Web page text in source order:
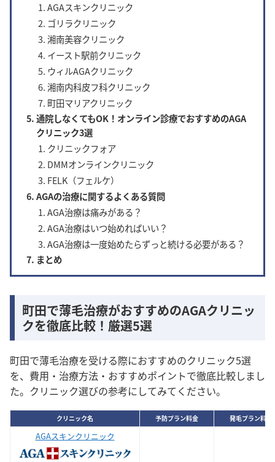
AGAスキンクリニック
ゴリラクリニック
湘南美容クリニック
イースト駅前クリニック
ウィルAGAクリニック
湘南内科皮フ科クリニック
町田マリアクリニック
通院しなくてもOK！オンライン診療でおすすめのAGA
クリニック3選
クリニックフォア
DMMオンラインクリニック
FELK（フェルケ）
AGAの治療に関するよくある質問
AGA治療は痛みがある？
AGA治療はいつ始めればいい？
AGA治療は一度始めたらずっと続ける必要がある？
まとめ
町田で薄毛治療がおすすめのAGAクリニッ
クを徹底比較！厳選5選
町田で薄毛治療を受ける際におすすめのクリニック5選
を、費用・治療方法・おすすめポイントで徹底比較しまし
た。クリニック選びの参考にしてみてください。
クリニック名 予防プラン料金 発毛プラン料金
AGAスキンクリニック